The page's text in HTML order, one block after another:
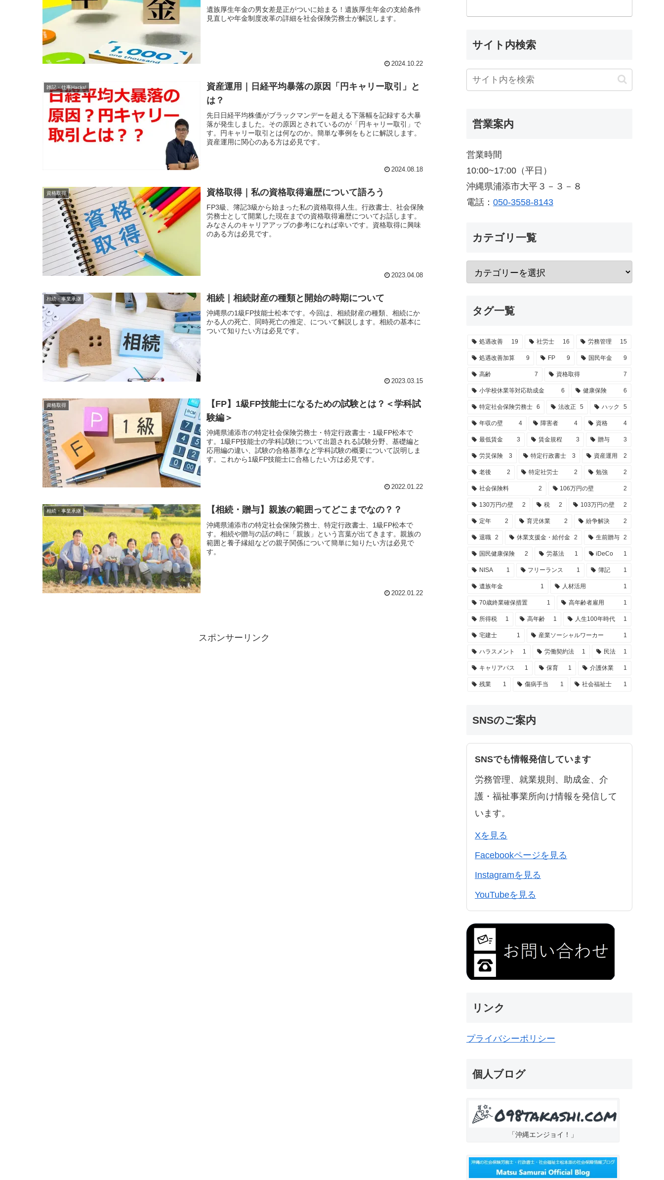
遺族厚生年金の男女差是正がついに始まる！遺族厚生年金の支給条件
見直しや年金制度改革の詳細を社会保険労務士が解説します。
2024.10.22
雑記・仕事Hacks!
資産運用｜日経平均暴落の原因「円キャリー取引」と
は？
先日日経平均株価がブラックマンデーを超える下落幅を記録する大暴
落が発生しました。その原因とされているのが「円キャリー取引」で
す。円キャリー取引とは何なのか。簡単な事例をもとに解説します。
資産運用に関心のある方は必見です。
2024.08.18
資格取得 資格取得｜私の資格取得遍歴について語ろう
FP3級、簿記3級から始まった私の資格取得人生。行政書士、社会保険
労務士として開業した現在までの資格取得遍歴についてお話します。
みなさんのキャリアアップの参考になれば幸いです。資格取得に興味
のある方は必見です。
2023.04.08
相続・事業承継 相続｜相続財産の種類と開始の時期について
沖縄県の1級FP技能士松本です。今回は、相続財産の種類、相続にか
かる人の死亡、同時死亡の推定、について解説します。相続の基本に
ついて知りたい方は必見です。
2023.03.15
資格取得
【FP】1級FP技能士になるための試験とは？＜学科試
験編＞
沖縄県浦添市の特定社会保険労務士・特定行政書士・1級FP松本で
す。1級FP技能士の学科試験について出題される試験分野、基礎編と
応用編の違い、試験の合格基準など学科試験の概要について説明しま
す。これから1級FP技能士に合格したい方は必見です。
2022.01.22
相続・事業承継 【相続・贈与】親族の範囲ってどこまでなの？？
沖縄県浦添市の特定社会保険労務士、特定行政書士、1級FP松本で
す。相続や贈与の話の時に「親族」という言葉が出てきます。親族の
範囲と養子縁組などの親子関係について簡単に知りたい方は必見で
す。
2022.01.22
スポンサーリンク
サイト内検索
営業案内
営業時間
10:00~17:00（平日）
沖縄県浦添市大平３－３－８
電話： 050-3558-8143
カテゴリ一覧
タグ一覧
処遇改善 19 社労士 16 労務管理 15
処遇改善加算 9 FP 9 国民年金 9
高齢 7 資格取得 7
小学校休業等対応助成金 6 健康保険 6
特定社会保険労務士 6 法改正 5 ハック 5
年収の壁 4 障害者 4 資格 4
最低賃金 3 賃金規程 3 贈与 3
労災保険 3 特定行政書士 3 資産運用 2
老後 2 特定社労士 2 勉強 2
社会保険料 2 106万円の壁 2
130万円の壁 2 税 2 103万円の壁 2
定年 2 育児休業 2 紛争解決 2
退職 2 休業支援金・給付金 2 生前贈与 2
国民健康保険 2 労基法 1 iDeCo 1
NISA 1 フリーランス 1 簿記 1
遺族年金 1 人材活用 1
70歳終業確保措置 1 高年齢者雇用 1
所得税 1 高年齢 1 人生100年時代 1
宅建士 1 産業ソーシャルワーカー 1
ハラスメント 1 労働契約法 1 民法 1
キャリアパス 1 保育 1 介護休業 1
残業 1 傷病手当 1 社会福祉士 1
SNSのご案内
SNSでも情報発信しています
労務管理、就業規則、助成金、介
護・福祉事業所向け情報を発信して
います。
Xを見る
Facebookページを見る
Instagramを見る
YouTubeを見る
リンク
プライバシーポリシー
個人ブログ
「沖縄エンジョイ！」